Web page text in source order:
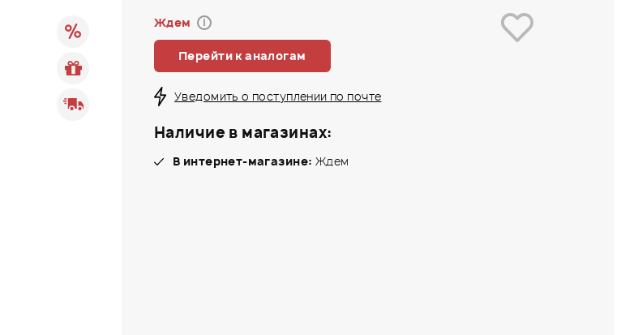
Ждем i
Перейти к аналогам
Уведомить о поступлении по почте
Наличие в магазинах:
В интернет-магазине: Ждем